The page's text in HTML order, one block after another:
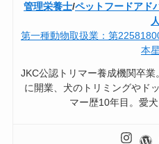
管理栄養士/ペットフードアド
人
第一種動物取扱業：第
本
JKC公認トリマー養成機関卒
に開業、犬のトリミングやド
マー歴10年目。愛